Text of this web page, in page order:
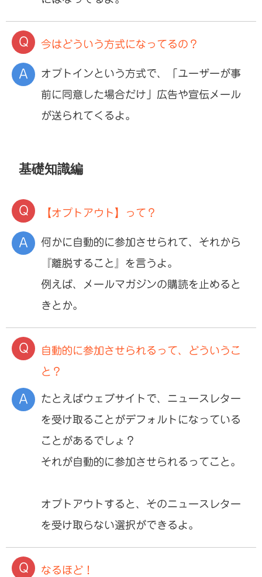
今はどういう方式になってるの？
オプトインという方式で、「ユーザーが事
前に同意した場合だけ」広告や宣伝メール
が送られてくるよ。
基礎知識編
【オプトアウト】って？
何かに自動的に参加させられて、それから
『離脱すること』を言うよ。
例えば、メールマガジンの購読を止めると
きとか。
自動的に参加させられるって、どういうこ
と？
たとえばウェブサイトで、ニュースレター
を受け取ることがデフォルトになっている
ことがあるでしょ？
それが自動的に参加させられるってこと。
オプトアウトすると、そのニュースレター
を受け取らない選択ができるよ。
なるほど！